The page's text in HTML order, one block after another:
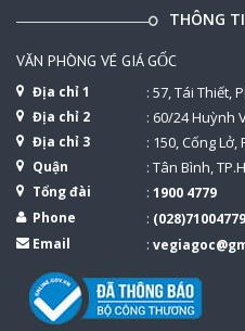
THÔNG
VĂN PHÒNG VÉ GIÁ GỐC
Địa chỉ 1 : 57, Tái Thiết,
Địa chỉ 2 : 60/24 Huỳnh
Địa chỉ 3 : 150, Cống
Quận : Tân Bình,
Tổng đài : 1900 4779
Phone
: (028)71004779
Email
: